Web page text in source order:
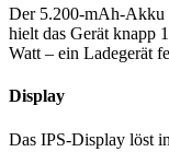
Der 5.200-mAh-Akku
hielt das Gerät knapp
Watt – ein Ladegerät
Display
Das IPS-Display löst